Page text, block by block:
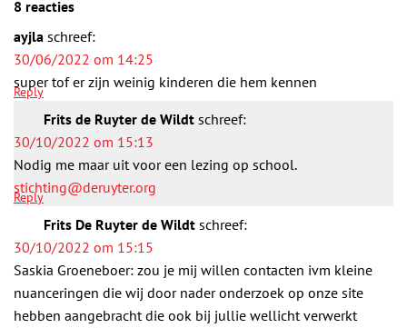
8 reacties
ayjla schreef:
30/06/2022 om 14:25
super tof er zijn weinig kinderen die hem kennen
Reply
Frits de Ruyter de Wildt schreef:
30/10/2022 om 15:13
Nodig me maar uit voor een lezing op school.
stichting@deruyter.org
Reply
Frits De Ruyter de Wildt schreef:
30/10/2022 om 15:15
Saskia Groeneboer: zou je mij willen contacten ivm kleine
nuanceringen die wij door nader onderzoek op onze site
hebben aangebracht die ook bij jullie wellicht verwerkt